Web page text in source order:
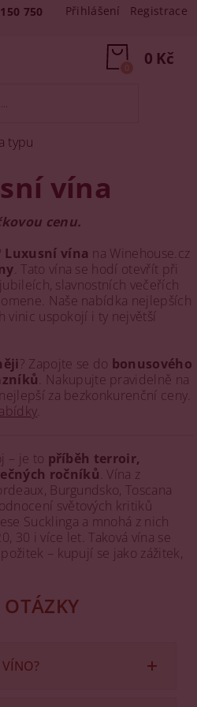
750 Přihlášení Registrace
0 Kč
0
typu
vína
cenu.
Luxusní vína na Winehouse.cz
. Tato vína se hodí otevřít při
slavnostních večeřích
Naše nabídka nejlepších
vinic uspokojí i ty největší
? Zapojte se do bonusového
. Nakupujte pravidelně na
za bezkonkurenční ceny.
– je to příběh terroir,
ročníků . Vína z
Burgundsko, Toscana
světových kritiků
Sucklinga a mnohá z nich
30 i více let. Taková vína se
– kupují se jako zážitek,